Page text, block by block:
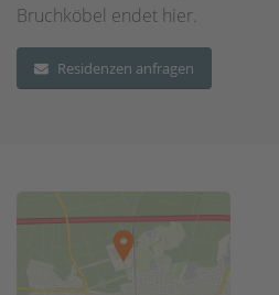
Bruchköbel endet hier.
Residenzen anfragen